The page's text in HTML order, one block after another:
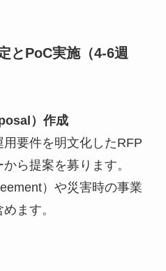
とPoC実施（4-6週
）作成
要件を明文化したRFP
ら提案を募ります。
）や災害時の事業
ます。